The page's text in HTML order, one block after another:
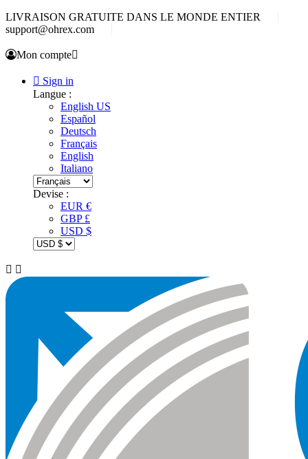
LIVRAISON GRATUITE DANS LE MONDE ENTIER
support@ohrex.com
Mon compte
 Sign in
Langue :
English US
Español
Deutsch
Français
English
Italiano
Devise :
EUR €
GBP £
USD $
 